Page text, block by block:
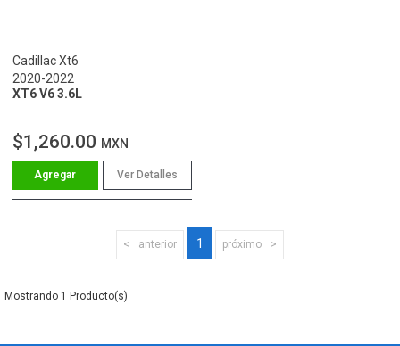
Cadillac Xt6
2020-2022
XT6 V6 3.6L
$1,260.00 MXN
Ver Detalles
anterior 1 próximo
1